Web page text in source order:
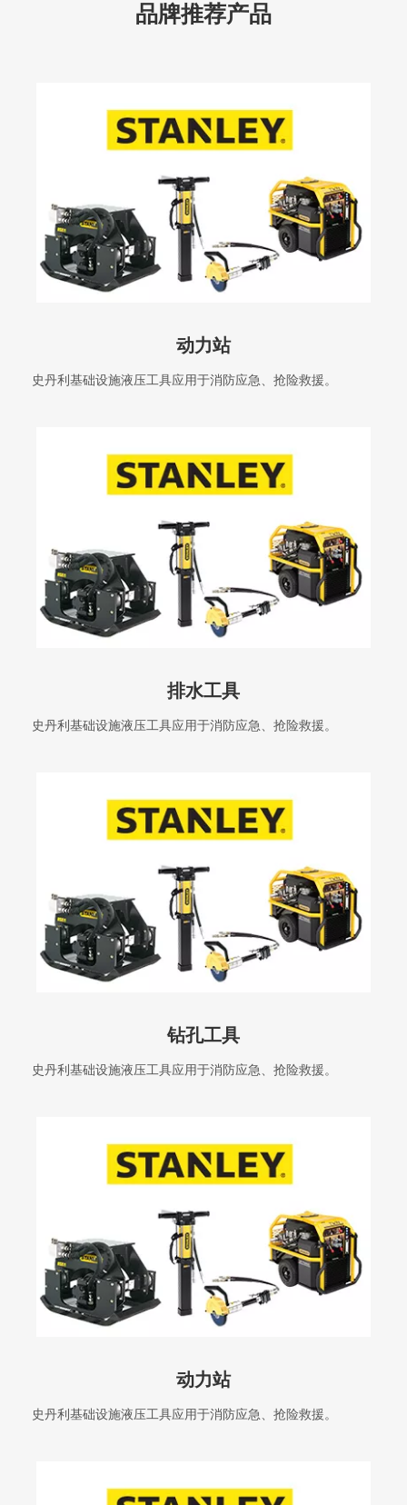
品牌推荐产品
动力站
史丹利基础设施液压工具应用于消防应急、抢险救援。
排水工具
史丹利基础设施液压工具应用于消防应急、抢险救援。
钻孔工具
史丹利基础设施液压工具应用于消防应急、抢险救援。
动力站
史丹利基础设施液压工具应用于消防应急、抢险救援。